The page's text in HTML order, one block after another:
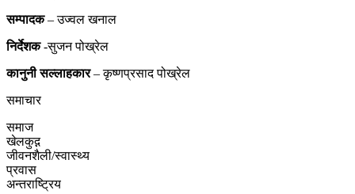
सम्पादक– उज्वल खनाल
निर्देशक-सुजन पोख्रेल
कानुनी सल्लाहकार– कृष्णप्रसाद पोख्रेल
समाचार
समाज
खेलकुद़़
जीवनशैली/स्वास्थ्य
प्रवास
अन्तराष्ट्रिय